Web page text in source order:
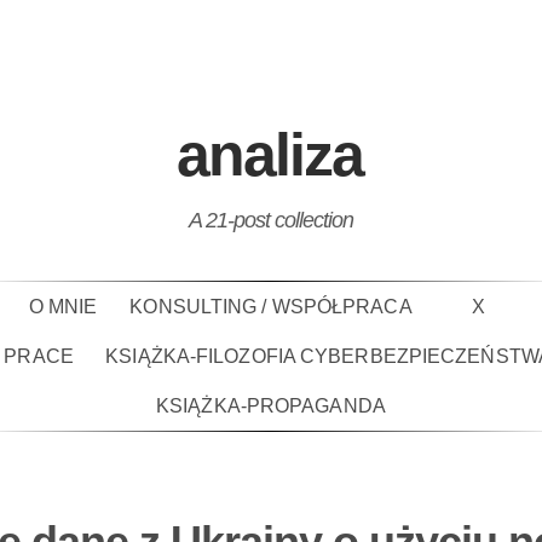
analiza
A 21-post collection
O MNIE KONSULTING / WSPÓŁPRACA X
PRACE KSIĄŻKA-FILOZOFIA
KSIĄŻKA-PROPAGANDA